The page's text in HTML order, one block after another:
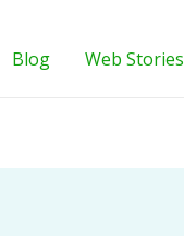
Blog Web Stories